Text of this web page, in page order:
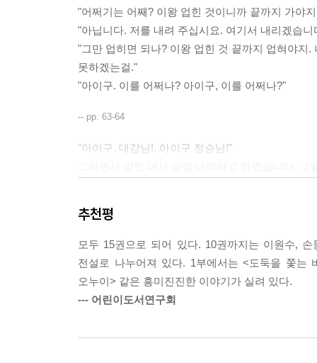
"어쩌기는 어째? 이왕 업힌 것이니까 끝까지 가야
"아닙니다. 저를 내려 주십시요. 여기서 내리겠습니
"그만 업히면 되나? 이왕 업힌 것 끝까지 업혀야지.
못하겠는걸."
"아이구. 이를 어쩌나? 아이구, 이를 어쩌나?"
-- pp. 63-64
"아이구, 대감님!, 아이구 정승님!"
"어쩌기는 어째? 이왕 업힌 것이니까 끝까지 가야
"아닙니다. 저를 내려 주십시요. 여기서 내리겠습니
"그만 업히면 되나? 이왕 업힌 것 끝까지 업혀야지.
못하겠는걸."
"아이구. 이를 어쩌나? 아이구, 이를 어쩌나?"
추천평
모두 15권으로 되어 있다. 10권까지는 이원수,
전설로 나누어져 있다. 1부에서는 <도둑을 쫓
오누이> 같은 흥미진진한 이야기가 실려 있다.
--- 어린이도서연구회